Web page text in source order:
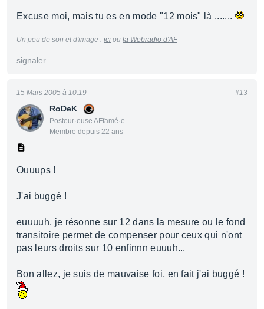
Excuse moi, mais tu es en mode "12 mois" là .......
Un peu de son et d'image : ici ou la Webradio d'AF
signaler
RoDeK
Posteur·euse AFfamé·e
Membre depuis 22 ans
15 Mars 2005 à 10:19 #13
Ouuups !
J'ai buggé !
euuuuh, je résonne sur 12 dans la mesure ou le fond
transitoire permet de compenser pour ceux qui n'ont
pas leurs droits sur 10 enfinnn euuuh...
Bon allez, je suis de mauvaise foi, en fait j'ai buggé !